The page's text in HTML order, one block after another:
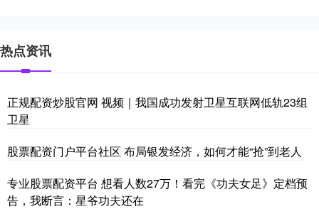
热点资讯
正规配资炒股官网 视频｜我国成功发射卫星互联网低轨23组
卫星
股票配资门户平台社区 布局银发经济，如何才能“抢”到老人
专业股票配资平台 想看人数27万！看完《功夫女足》定档预
告，我断言：星爷功夫还在